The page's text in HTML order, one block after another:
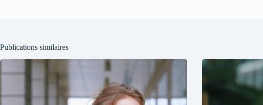
Publications similaires